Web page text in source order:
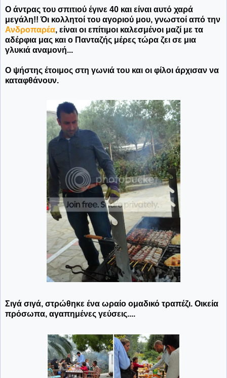
Ο άντρας του σπιτιού έγινε 40 και είναι αυτό χαρά
μεγάλη!! Όι κολλητοί του αγοριού μου, γνωστοί από την
Ανδροπαρέα, είναι οι επίτιμοι καλεσμένοι μαζί με τα
αδέρφια μας και ο Πανταζής μέρες τώρα ζει σε μια
γλυκιά αναμονή...
Ο ψήστης έτοιμος στη γωνιά του και οι φίλοι άρχισαν να
καταφθάνουν.
Σιγά σιγά, στρώθηκε ένα ωραίο ομαδικό τραπέζι. Οικεία
πρόσωπα, αγαπημένες γεύσεις....